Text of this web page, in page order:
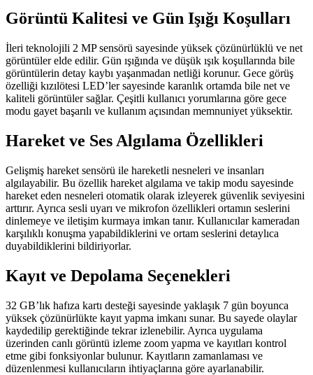
Görüntü Kalitesi ve Gün Işığı Koşulları
İleri teknolojili 2 MP sensörü sayesinde yüksek çözünürlüklü ve net
görüntüler elde edilir. Gün ışığında ve düşük ışık koşullarında bile
görüntülerin detay kaybı yaşanmadan netliği korunur. Gece görüş
özelliği kızılötesi LED’ler sayesinde karanlık ortamda bile net ve
kaliteli görüntüler sağlar. Çeşitli kullanıcı yorumlarına göre gece
modu gayet başarılı ve kullanım açısından memnuniyet yüksektir.
Hareket ve Ses Algılama Özellikleri
Gelişmiş hareket sensörü ile hareketli nesneleri ve insanları
algılayabilir. Bu özellik hareket algılama ve takip modu sayesinde
hareket eden nesneleri otomatik olarak izleyerek güvenlik seviyesini
arttırır. Ayrıca sesli uyarı ve mikrofon özellikleri ortamın seslerini
dinlemeye ve iletişim kurmaya imkan tanır. Kullanıcılar kameradan
karşılıklı konuşma yapabildiklerini ve ortam seslerini detaylıca
duyabildiklerini bildiriyorlar.
Kayıt ve Depolama Seçenekleri
32 GB’lık hafıza kartı desteği sayesinde yaklaşık 7 gün boyunca
yüksek çözünürlükte kayıt yapma imkanı sunar. Bu sayede olaylar
kaydedilip gerektiğinde tekrar izlenebilir. Ayrıca uygulama
üzerinden canlı görüntü izleme zoom yapma ve kayıtları kontrol
etme gibi fonksiyonlar bulunur. Kayıtların zamanlaması ve
düzenlenmesi kullanıcıların ihtiyaçlarına göre ayarlanabilir.